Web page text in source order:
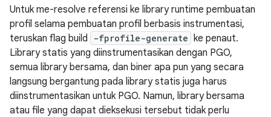
Untuk me-resolve referensi ke library runtime pembuatan
profil selama pembuatan profil berbasis instrumentasi,
teruskan flag build
-fprofile-generate ke penaut.
Library statis yang diinstrumentasikan dengan PGO,
semua library bersama, dan biner apa pun yang secara
langsung bergantung pada library statis juga harus
diinstrumentasikan untuk PGO. Namun, library bersama
atau file yang dapat dieksekusi tersebut tidak perlu